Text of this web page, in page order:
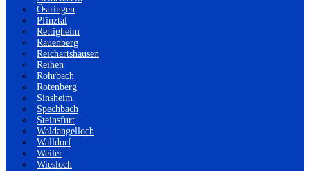
Östringen
Pfinztal
Rettigheim
Rauenberg
Reichartshausen
Reihen
Rohrbach
Rotenberg
Sinsheim
Spechbach
Steinsfurt
Waldangelloch
Walldorf
Weiler
Wiesloch